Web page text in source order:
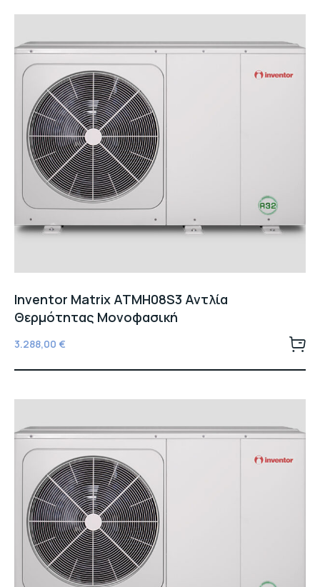
Inventor Matrix ATMH08S3 Αντλία
Θερμότητας Μονοφασική
3.288,00 €